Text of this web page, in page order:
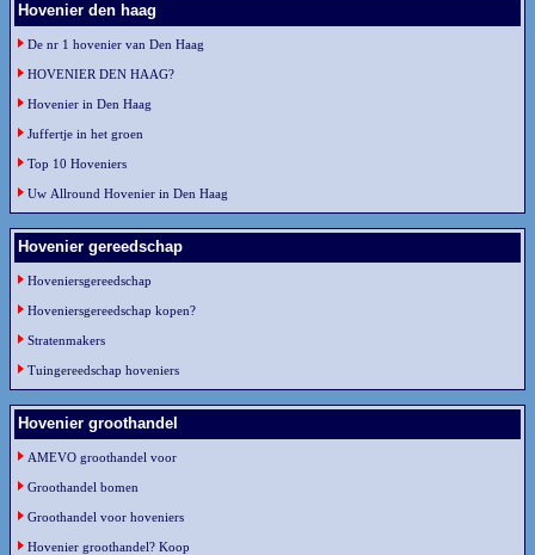
Hovenier den haag
De nr 1 hovenier van Den Haag
HOVENIER DEN HAAG?
Hovenier in Den Haag
Juffertje in het groen
Top 10 Hoveniers
Uw Allround Hovenier in Den Haag
Hovenier gereedschap
Hoveniersgereedschap
Hoveniersgereedschap kopen?
Stratenmakers
Tuingereedschap hoveniers
Hovenier groothandel
AMEVO groothandel voor
Groothandel bomen
Groothandel voor hoveniers
Hovenier groothandel? Koop